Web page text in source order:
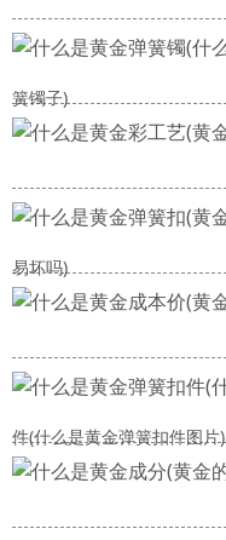
簧镯子)
易坏吗)
件(什么是黄金弹簧扣件图片)